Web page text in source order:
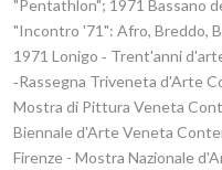
"Pentathlon"; 1971 Bassano
"Incontro '71": Afro, Breddo,
1971 Lonigo ‑ Trent'anni
‑Rassegna Triveneta d'Arte
Mostra di Pittura Veneta
Biennale d'Arte Veneta
Firenze - Mostra Nazionale